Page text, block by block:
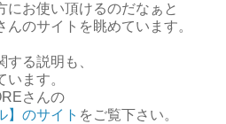
にお使い頂けるのだなぁと
のサイトを眺めています。
る説明も、
ます。
さんの
】のサイト をご覧下さい。